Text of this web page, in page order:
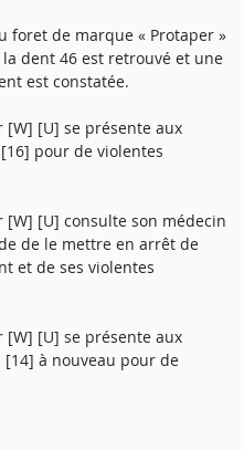
foret de marque « Protaper »
dent 46 est retrouvé et une
est constatée.
[W] [U] se présente aux
pour de violentes
[W] [U] consulte son médecin
de le mettre en arrêt de
et de ses violentes
[W] [U] se présente aux
[14] à nouveau pour de